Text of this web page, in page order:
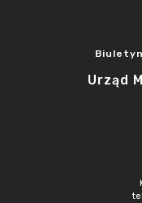
Urząd